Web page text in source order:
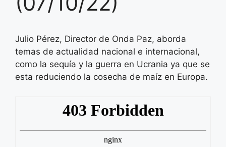
Julio Pérez, Director de Onda Paz, aborda
temas de actualidad nacional e internacional,
como la sequía y la guerra en Ucrania ya que se
esta reduciendo la cosecha de maíz en Europa.